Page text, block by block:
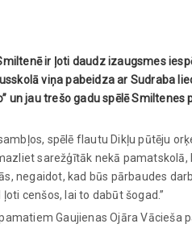
ir ļoti daudz izaugsmes
viņa pabeidza ar Sudraba
un jau trešo gadu spēlē
spēlē flautu Dikļu pūtēju
sarežģītāk nekā
negaidot, kad būs pārbaudes
cenšos, lai to dabūt šogad.”
Gaujienas Ojāra Vācieša